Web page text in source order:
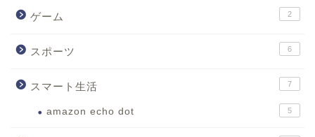
ゲーム 2
スポーツ 6
スマート生活 7
amazon echo dot 5